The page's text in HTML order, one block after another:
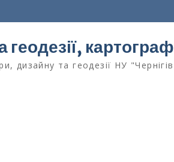
дизайну та геодезії НУ